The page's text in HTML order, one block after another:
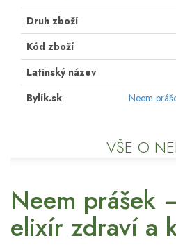
Druh zboží
Kód zboží
Latinský název
Bylík.sk
Neem
VŠE O
Neem prášek
elixír zdraví a